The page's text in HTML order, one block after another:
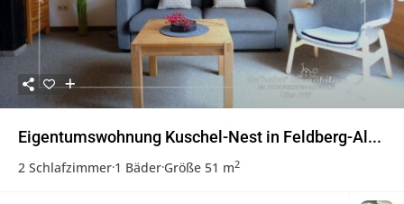
Eigentumswohnung Kuschel-Nest in Feldberg-Al...
2 Schlafzimmer·1 Bäder·Größe 51 m2